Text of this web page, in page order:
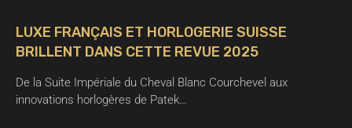
LUXE FRANÇAIS ET HORLOGERIE SUISSE
BRILLENT DANS CETTE REVUE 2025
De la Suite Impériale du Cheval Blanc Courchevel aux
innovations horlogères de Patek…